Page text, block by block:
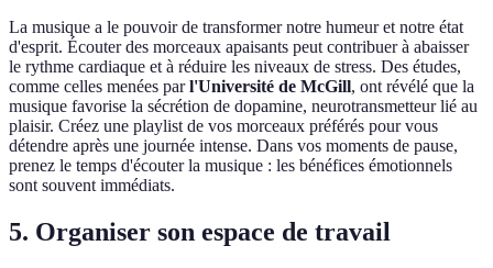
La musique a le pouvoir de transformer notre humeur et notre état
d'esprit. Écouter des morceaux apaisants peut contribuer à abaisser
le rythme cardiaque et à réduire les niveaux de stress. Des études,
comme celles menées parl'Université de McGill, ont révélé que la
musique favorise la sécrétion de dopamine, neurotransmetteur lié au
plaisir. Créez une playlist de vos morceaux préférés pour vous
détendre après une journée intense. Dans vos moments de pause,
prenez le temps d'écouter la musique : les bénéfices émotionnels
sont souvent immédiats.
5. Organiser son espace de travail